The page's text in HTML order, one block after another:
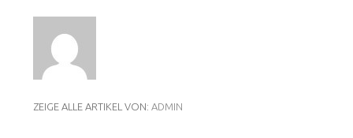
ZEIGE ALLE ARTIKEL VON: ADMIN